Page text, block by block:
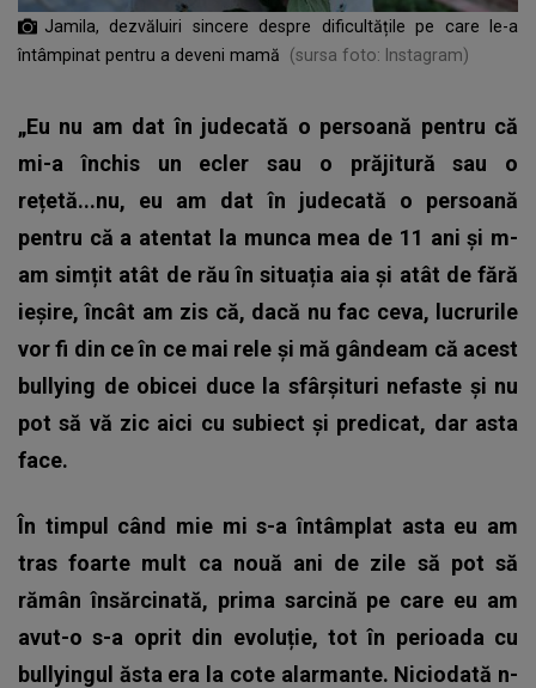
Jamila, dezvăluiri sincere despre dificultățile pe care le-a
întâmpinat pentru a deveni mamă
(sursa foto: Instagram)
„Eu nu am dat în judecată o persoană pentru că
mi-a închis un ecler sau o prăjitură sau o
rețetă...nu, eu am dat în judecată o persoană
pentru că a atentat la munca mea de 11 ani și m-
am simțit atât de rău în situația aia și atât de fără
ieșire, încât am zis că, dacă nu fac ceva, lucrurile
vor fi din ce în ce mai rele și mă gândeam că acest
bullying de obicei duce la sfârșituri nefaste și nu
pot să vă zic aici cu subiect și predicat, dar asta
face.
În timpul când mie mi s-a întâmplat asta eu am
tras foarte mult ca nouă ani de zile să pot să
rămân însărcinată, prima sarcină pe care eu am
avut-o s-a oprit din evoluție, tot în perioada cu
bullyingul ăsta era la cote alarmante. Niciodată n-